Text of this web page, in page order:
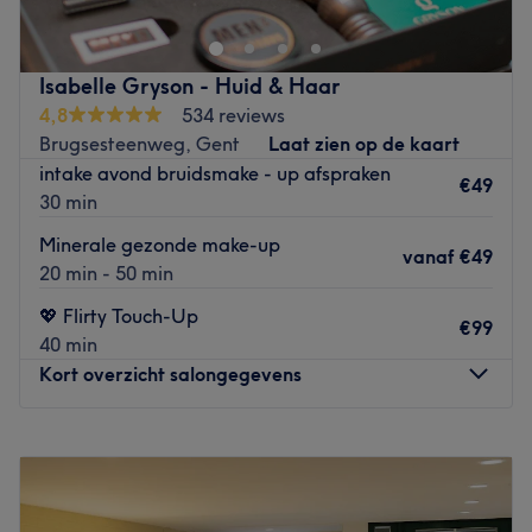
est disponible: extensions de cils, massages, soins des
mains et des pieds, soins du visages et du corps. Marie,
souriante et pétillante, se fera un plaisir de vous
conseiller et d'adapter les soins en fonction de votre type
de peau: peau sensible, grasse, peau de type africain...
L'institut est facilement accessible et des places de
parking gratuites sont disponibles juste à côté.
Isabelle Gryson - Huid & Haar
4,8
534 reviews
Brugsesteenweg, Gent
Laat zien op de kaart
intake avond bruidsmake - up afspraken
30 min
€49
Minerale gezonde make-up
20 min - 50 min
vanaf €49
💖 Flirty Touch-Up
40 min
€99
Kort overzicht salongegevens
Donderdag
08:00–18:30